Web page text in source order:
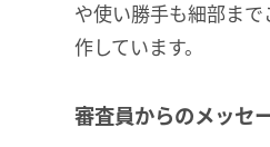
や使い勝手も細部ま
作しています。
審査員からのメッセ